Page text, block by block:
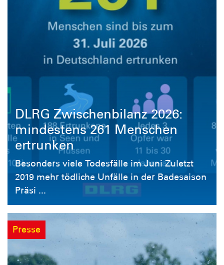
DLRG Zwischenbilanz 2026:
mindestens 261 Menschen
ertrunken
Besonders viele Todesfälle im Juni Zuletzt
2019 mehr tödliche Unfälle in der Badesaison
Präsi ...
Presse